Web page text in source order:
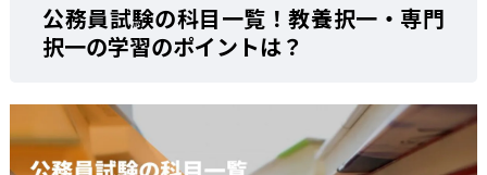
公務員試験の科目一覧！教養択一・専門
択一の学習のポイントは？